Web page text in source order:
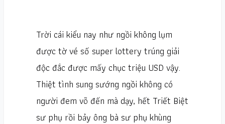
Trời cái kiểu nay như ngồi không lụm
được tờ vé số super lottery trúng giải
độc đắc được mấy chục triệu USD vậy.
Thiệt tình sung sướng ngồi không có
người đem võ đến mà dạy, hết Triết Biệt
sư phụ rồi bảy ông bà sư phụ khùng